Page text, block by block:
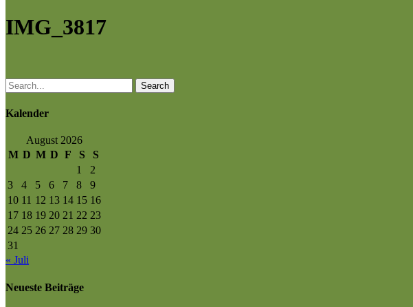
IMG_3817
Search
Kalender
August 2026
M D M D F S
S
1
2
3
4 5 6 7 8
9
10 11 12 13 14 15 16
17 18 19 20 21 22 23
24 25 26 27 28 29 30
31
« Juli
Neueste Beiträge